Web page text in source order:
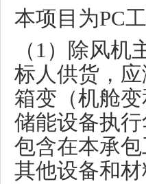
本项目为PC
（ 1 ）除风机
标人供货，
箱变（机舱
储能设备执
包含在本承
其他设备和